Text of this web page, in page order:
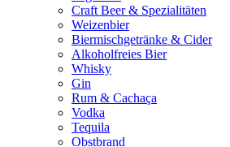
Craft Beer & Spezialitäten
Weizenbier
Biermischgetränke & Cider
Alkoholfreies Bier
Whisky
Gin
Rum & Cachaça
Vodka
Tequila
Obstbrand